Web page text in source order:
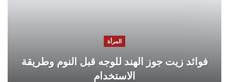
المرأة
فوائد زيت جوز الهند للوجه قبل النوم وطريقة
الاستخدام